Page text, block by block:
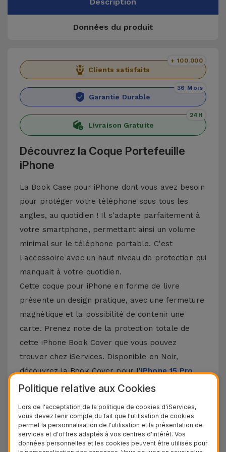
Données du produit
Clients satisfaits
+ 100.000
Garantie Durable
36 Mois
Livraison Gratuite
24H
Découvrez la Coque Portefeuille
iPhone
La Book Case pour iPhone dont vous avez besoin
pour protéger votre téléphone sous tous les
angles, au quotidien ! Il s'adapte parfaitement à
votre smartphone, permettant ainsi un volume
minimal sur le téléphone portable. C'est
l'accessoire avec un haut niveau de protection qui
manquait à votre quotidien.
Cette coque pour iPhone en forme de livre
présente un design pratique, avec une fermeture
magnétique et la possibilité de contenir une
carte. Prenez note de la protection totale de
cette iPhone Book Cover que vous pouvez
trouver chez iServices. Disponible en Noir,
découvrez la Book Cover pour l'iPhone 15 Pro
Max, mais aussi d'autres modèles Apple comme
le dernieriPhone 16etiPhone 17.
Autres détails de la Coque Portefeuille
iPhone
Politique relative aux Cookies
Lors de l'acceptation de la politique de cookies d'iServices,
vous devez tenir compte du fait que l'utilisation de cookies
permet la personnalisation de l'utilisation et la présentation de
services et d'offres adaptés à vos centres d'intérêt. Vos
données personnelles et les cookies peuvent être utilisés pour